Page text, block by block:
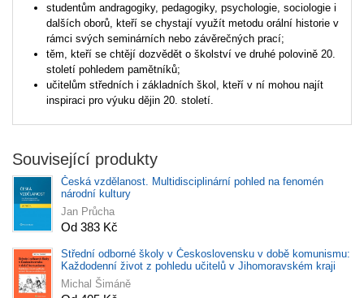
studentům andragogiky, pedagogiky, psychologie, sociologie i
dalších oborů, kteří se chystají využít metodu orální historie v
rámci svých seminárních nebo závěrečných prací;
těm, kteří se chtějí dozvědět o školství ve druhé polovině 20.
století pohledem pamětníků;
učitelům středních i základních škol, kteří v ní mohou najít
inspiraci pro výuku dějin 20. století.
Související produkty
Česká vzdělanost. Multidisciplinární pohled na fenomén
národní kultury
Jan Průcha
Od 383 Kč
Střední odborné školy v Československu v době komunismu:
Každodenní život z pohledu učitelů v Jihomoravském kraji
Michal Šimáně